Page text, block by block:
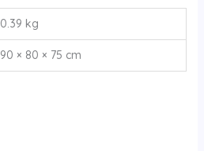
0.39 kg
90 × 80 × 75 cm